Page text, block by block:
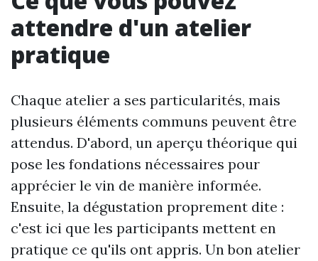
attendre d'un atelier
pratique
Chaque atelier a ses particularités, mais
plusieurs éléments communs peuvent être
attendus. D'abord, un aperçu théorique qui
pose les fondations nécessaires pour
apprécier le vin de manière informée.
Ensuite, la dégustation proprement dite :
c'est ici que les participants mettent en
pratique ce qu'ils ont appris. Un bon atelier